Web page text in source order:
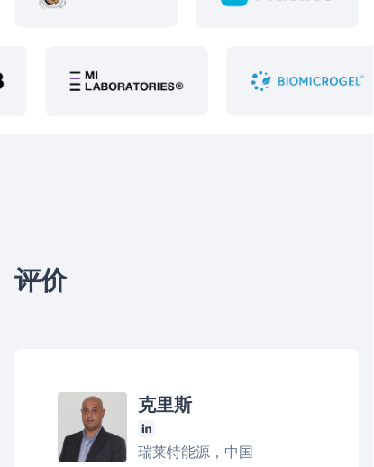
评价
克里斯
瑞莱特能源，中国